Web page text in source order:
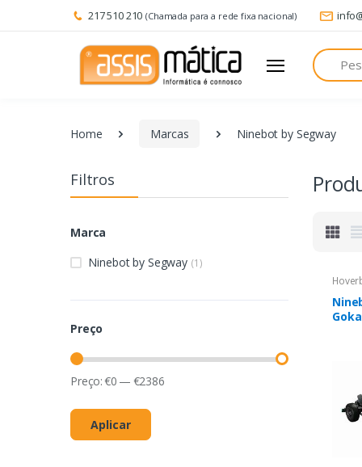
217 510 210 (Chamada para a rede fixa nacional)
Pesquisa
Home Marcas Ninebot by Segway
Filtros
Marca
Ninebot by Segway (1)
Preço
Preço:€0 — €2386
Aplicar